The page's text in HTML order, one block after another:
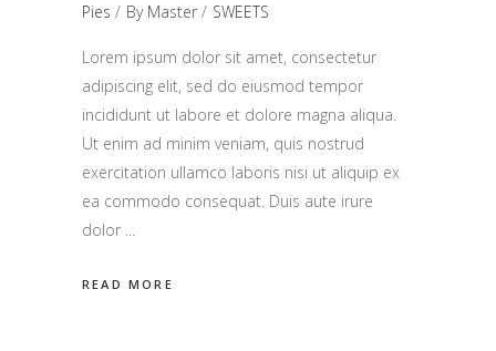
Pies By Master SWEETS
Lorem ipsum dolor sit amet, consectetur
adipiscing elit, sed do eiusmod tempor
incididunt ut labore et dolore magna aliqua.
Ut enim ad minim veniam, quis nostrud
exercitation ullamco laboris nisi ut aliquip ex
ea commodo consequat. Duis aute irure
dolor
READ MORE